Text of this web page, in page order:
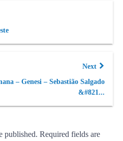
Next
– Genesi – Sebastião Salgado
&#821...
published. Required fields are